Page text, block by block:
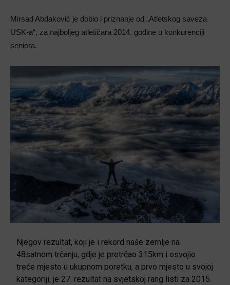
Mirsad Abdaković je dobio i priznanje od „Atletskog saveza
USK-a“, za najboljeg atletičara 2014. godine u konkurenciji
seniora.
Njegov rezultat, koji je i rekord naše zemlje na
48satnom trčanju, gdje je pretrčao 315km i osvojio
treće mjesto u ukupnom poretku, a prvo mjesto u svojoj
kategoriji, je 27. rezultat na svjetskoj rang listi za 2015.